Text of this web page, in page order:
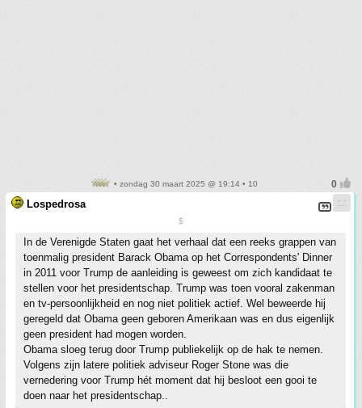
• zondag 30 maart 2025 @ 19:14 • 10
Lospedrosa
$
In de Verenigde Staten gaat het verhaal dat een reeks grappen van
toenmalig president Barack Obama op het Correspondents' Dinner
in 2011 voor Trump de aanleiding is geweest om zich kandidaat te
stellen voor het presidentschap. Trump was toen vooral zakenman
en tv-persoonlijkheid en nog niet politiek actief. Wel beweerde hij
geregeld dat Obama geen geboren Amerikaan was en dus eigenlijk
geen president had mogen worden.
Obama sloeg terug door Trump publiekelijk op de hak te nemen.
Volgens zijn latere politiek adviseur Roger Stone was die
vernedering voor Trump hét moment dat hij besloot een gooi te
doen naar het presidentschap..